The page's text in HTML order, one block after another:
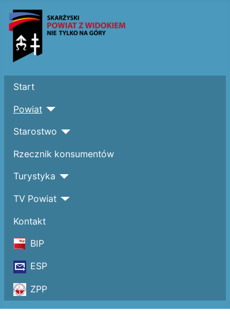
Start
Powiat
Starostwo
Rzecznik konsumentów
Turystyka
TV Powiat
Kontakt
BIP
ESP
ZPP